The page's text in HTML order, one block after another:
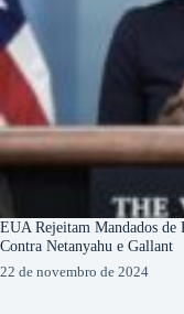
EUA Rejeitam Mandados de
Contra Netanyahu e Gallant
22 de novembro de 2024